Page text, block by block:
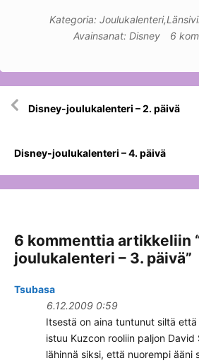
Kategoria: Joulukalenteri,
Avainsanat: Disney 6
selausDisney-joulukalenteri – 2. päivä
Disney-joulukalenteri – 4. päivä
6 kommenttia artikkeliin
joulukalenteri – 3. päivä”
Tsubasa
6.12.2009 0:59
Itsestä on aina tuntunut siltä
istuu Kuzcon rooliin paljon
lähinnä siksi, että nuorempi ääni